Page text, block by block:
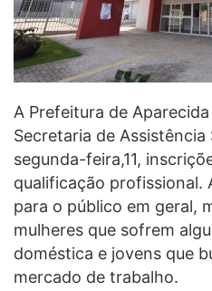
A Prefeitura de
Secretaria de Assistência
segunda-feira,11,
qualificação profissional.
para o público em geral,
mulheres que sofrem
doméstica e jovens que
mercado de trabalho.